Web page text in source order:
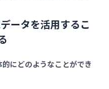
ータを活用するこ
的にどのようなことができ